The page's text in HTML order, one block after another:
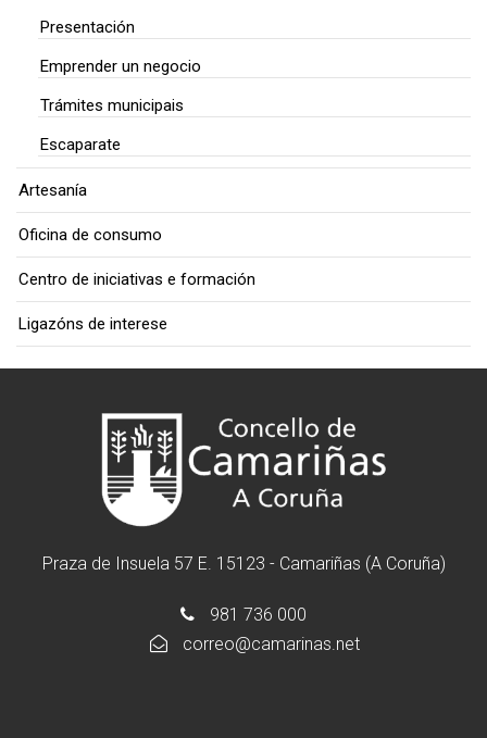
Presentación
Emprender un negocio
Trámites municipais
Escaparate
Artesanía
Oficina de consumo
Centro de iniciativas e formación
Ligazóns de interese
Praza de Insuela 57 E. 15123 - Camariñas (A Coruña)
981 736 000
correo@camarinas.net